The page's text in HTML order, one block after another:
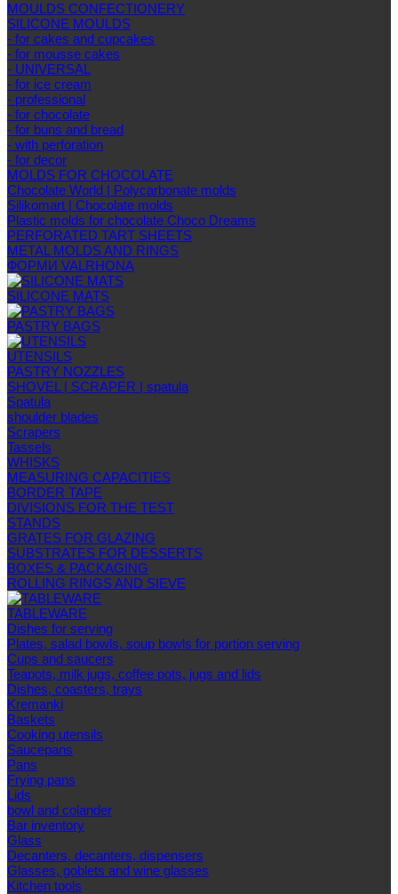
MOULDS CONFECTIONERY
SILICONE MOULDS
- for cakes and cupcakes
- for mousse cakes
- UNIVERSAL
- for ice cream
- professional
- for chocolate
- for buns and bread
- with perforation
- for decor
MOLDS FOR CHOCOLATE
Chocolate World | Polycarbonate molds
Silikomart | Chocolate molds
Plastic molds for chocolate Choco Dreams
PERFORATED TART SHEETS
METAL MOLDS AND RINGS
ФОРМИ VALRHONA
SILICONE MATS
PASTRY BAGS
UTENSILS
PASTRY NOZZLES
SHOVEL | SCRAPER | spatula
Spatula
shoulder blades
Scrapers
Tassels
WHISKS
MEASURING CAPACITIES
BORDER TAPE
DIVISIONS FOR THE TEST
STANDS
GRATES FOR GLAZING
SUBSTRATES FOR DESSERTS
BOXES & PACKAGING
ROLLING RINGS AND SIEVE
TABLEWARE
Dishes for serving
Plates, salad bowls, soup bowls for portion serving
Cups and saucers
Teapots, milk jugs, coffee pots, jugs and lids
Dishes, coasters, trays
Kremanki
Baskets
Cooking utensils
Saucepans
Pans
Frying pans
Lids
bowl and colander
Bar inventory
Glass
Decanters, decanters, dispensers
Glasses, goblets and wine glasses
Kitchen tools